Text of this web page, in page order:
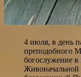
4 июля, в день
преподобного
богослужение
Живоначальной